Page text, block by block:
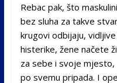
Rebac pak, što
bez sluha za takve
krugovi odbijaju,
histerike, žene načete
za sebe i svoje
po svemu pripada. I